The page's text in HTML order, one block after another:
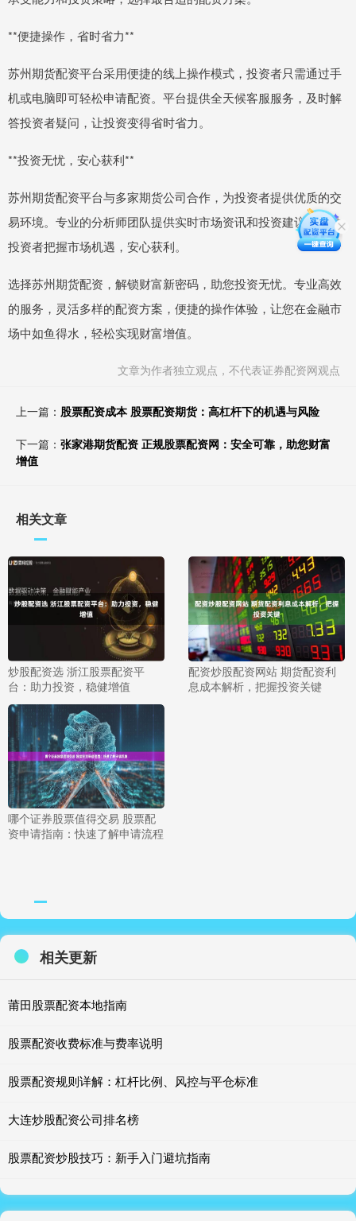
**便捷操作，省时省力**
苏州期货配资平台采用便捷的线上操作模式，投资者只需通过手
机或电脑即可轻松申请配资。平台提供全天候客服服务，及时解
答投资者疑问，让投资变得省时省力。
**投资无忧，安心获利**
苏州期货配资平台与多家期货公司合作，为投资者提供优质的交
易环境。专业的分析师团队提供实时市场资讯和投资建议，帮助
投资者把握市场机遇，安心获利。
选择苏州期货配资，解锁财富新密码，助您投资无忧。专业高效
的服务，灵活多样的配资方案，便捷的操作体验，让您在金融市
场中如鱼得水，轻松实现财富增值。
文章为作者独立观点，不代表证券配资网观点
上一篇： 股票配资成本 股票配资期货：高杠杆下的机遇与风险
下一篇： 张家港期货配资 正规股票配资网：安全可靠，助您财富
增值
相关文章
炒股配资选 浙江股票配资平
台：助力投资，稳健增值
配资炒股配资网站 期货配资利
息成本解析，把握投资关键
哪个证券股票值得交易 股票配
资申请指南：快速了解申请流程
相关更新
莆田股票配资本地指南
股票配资收费标准与费率说明
股票配资规则详解：杠杆比例、风控与平仓标准
大连炒股配资公司排名榜
股票配资炒股技巧：新手入门避坑指南